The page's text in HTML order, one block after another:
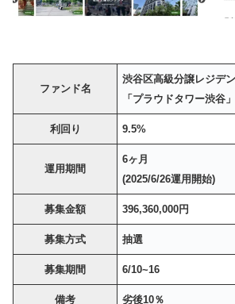
ファンド名
渋谷区高級分譲レジデ
「プラウドタワー渋谷」
利回り 9.5%
運用期間
6ヶ月
(2025/6/26運用開始)
募集金額 396,360,000円
募集方式 抽選
募集期間 6/10~16
備考 劣後10％